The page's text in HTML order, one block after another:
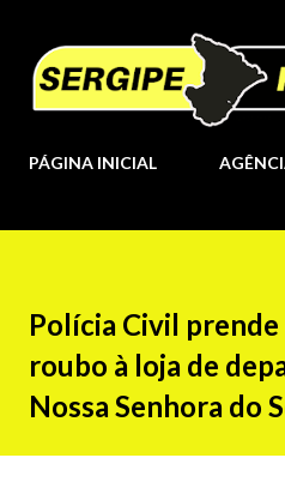
Pular para o
PÁGINA INICIAL
Polícia Civil
roubo à loja de
Nossa Senhora do